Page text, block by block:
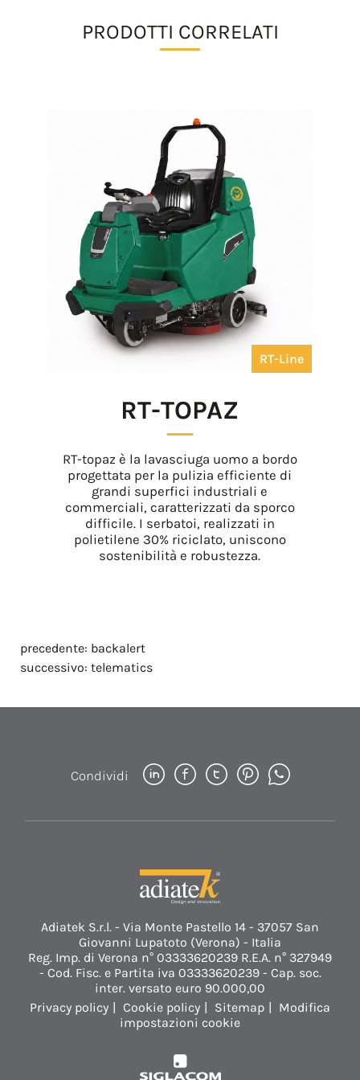
PRODOTTI CORRELATI
RT-Line
RT-TOPAZ
RT-topaz è la lavasciuga uomo a bordo
progettata per la pulizia efficiente di
grandi superfici industriali e
commerciali, caratterizzati da sporco
difficile. I serbatoi, realizzati in
polietilene 30% riciclato, uniscono
sostenibilità e robustezza.
precedente: backalert
successivo: telematics
Condividi
Adiatek S.r.l. - Via Monte Pastello 14 - 37057 San
Giovanni Lupatoto (Verona) - Italia
Reg. Imp. di Verona n° 03333620239 R.E.A. n° 327949
- Cod. Fisc. e Partita iva 03333620239 - Cap. soc.
inter. versato euro 90.000,00
Privacy policy
Cookie policy Sitemap
Modifica
impostazioni cookie